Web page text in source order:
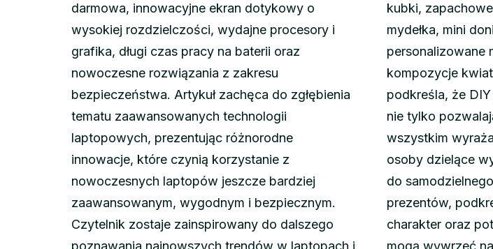
darmowa, innowacyjne ekran dotykowy o
wysokiej rozdzielczości, wydajne procesory i
grafika, długi czas pracy na baterii oraz
nowoczesne rozwiązania z zakresu
bezpieczeństwa. Artykuł zachęca do zgłębienia
tematu zaawansowanych technologii
laptopowych, prezentując różnorodne
innowacje, które czynią korzystanie z
nowoczesnych laptopów jeszcze bardziej
zaawansowanym, wygodnym i bezpiecznym.
Czytelnik zostaje zainspirowany do dalszego
poznawania najnowszych trendów w laptopach i
kubki,
mydełka, mini
personalizowane
kompozycje
podkreśla, że
nie tylko
wszystkim
osoby dzielące
do
prezentów,
charakter oraz
mogą wywrzeć